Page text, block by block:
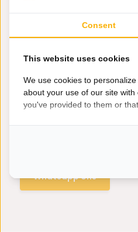
Hulp nodig?
Whatsapp ons
Consent
This website uses cookies
We use cookies to
about your use of our site
you've provided to them or